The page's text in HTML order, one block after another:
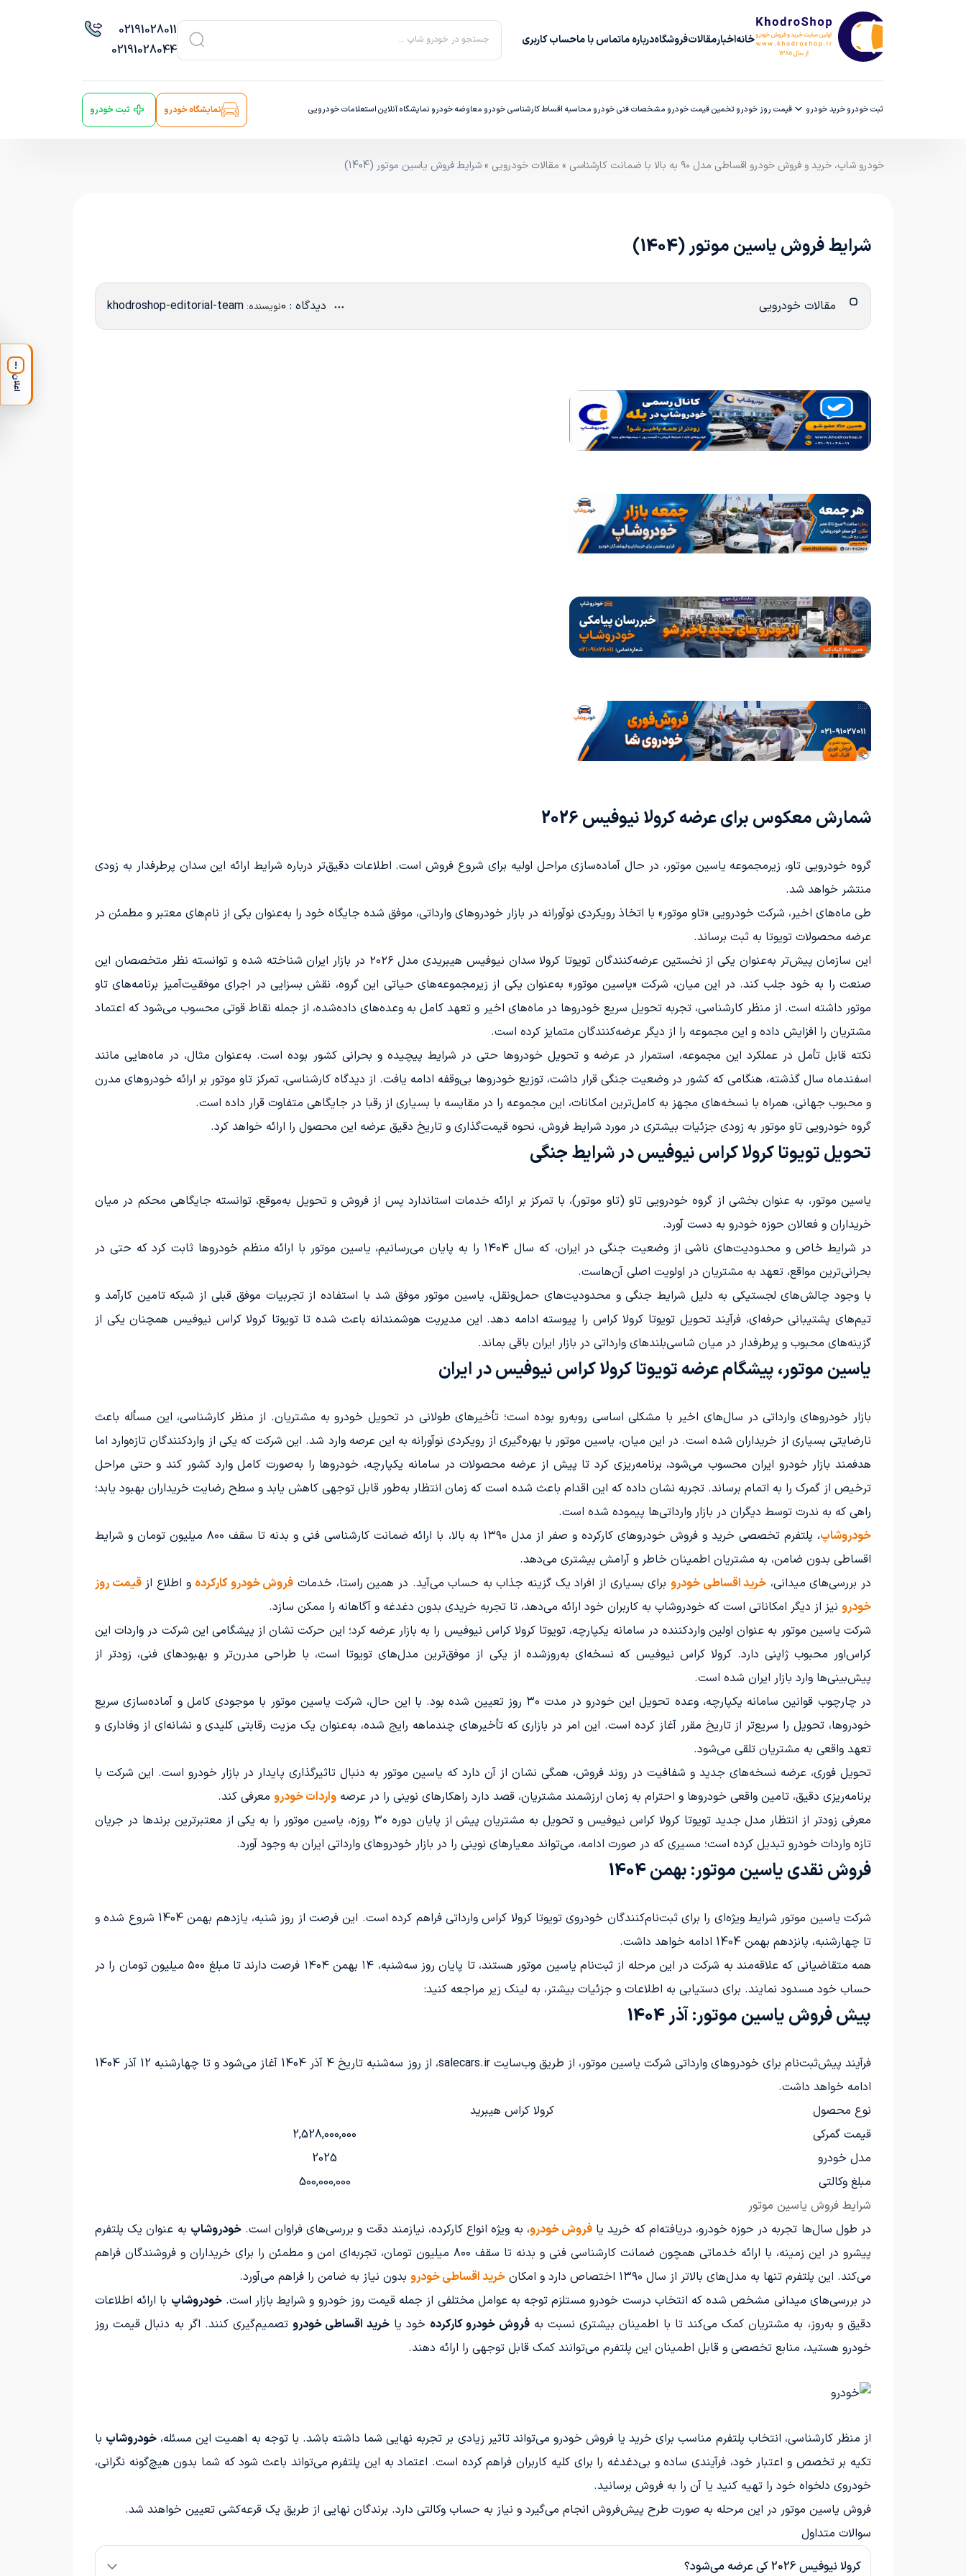
خانهاخبارمقالاتفروشگاهدرباره‌ ماتماس با ماحساب کاربری جستجو در خودرو شاپ ...
02191028011
02191028044
ثبت خودروخرید خودرو قیمت روز خودرو تخمین قیمت خودرو مشخصات فنی خودرو محاسبه اقساطکارشناسی خودرو معاوضه خودرو نمایشگاه آنلایناستعلامات خودرویی نمایشگاه خودرو ثبت خودرو
خودرو شاپ، خرید و فروش خودرو اقساطی مدل ۹۰ به بالا با ضمانت کارشناسی » مقالات خودرویی » شرایط فروش یاسین موتور (1404)
شرایط فروش یاسین موتور (1404)
مقالات خودرویی دیدگاه : 0 نویسنده: khodroshop-editorial-team
شمارش معکوس برای عرضه کرولا نیوفیس 2026
گروه خودرویی تاو، زیرمجموعه یاسین موتور، در حال آماده‌سازی مراحل اولیه برای شروع فروش است. اطلاعات دقیق‌تر درباره شرایط ارائه این سدان پرطرفدار به زودی
منتشر خواهد شد.
طی ماه‌های اخیر، شرکت خودرویی «تاو موتور» با اتخاذ رویکردی نوآورانه در بازار خودروهای وارداتی، موفق شده جایگاه خود را به‌عنوان یکی از نام‌های معتبر و مطمئن در
عرضه محصولات تویوتا به ثبت برساند.
این سازمان پیش‌تر به‌عنوان یکی از نخستین عرضه‌کنندگان تویوتا کرولا سدان نیوفیس هیبریدی مدل ۲۰۲۶ در بازار ایران شناخته شده و توانسته نظر متخصصان این
صنعت را به خود جلب کند. در این میان، شرکت «یاسین موتور» به‌عنوان یکی از زیرمجموعه‌های حیاتی این گروه، نقش بسزایی در اجرای موفقیت‌آمیز برنامه‌های تاو
موتور داشته است. از منظر کارشناسی، تجربه تحویل سریع خودروها در ماه‌های اخیر و تعهد کامل به وعده‌های داده‌شده، از جمله نقاط قوتی محسوب می‌شود که اعتماد
مشتریان را افزایش داده و این مجموعه را از دیگر عرضه‌کنندگان متمایز کرده است.
نکته قابل تأمل در عملکرد این مجموعه، استمرار در عرضه و تحویل خودروها حتی در شرایط پیچیده و بحرانی کشور بوده است. به‌عنوان مثال، در ماه‌هایی مانند
اسفندماه سال گذشته، هنگامی که کشور در وضعیت جنگی قرار داشت، توزیع خودروها بی‌وقفه ادامه یافت. از دیدگاه کارشناسی، تمرکز تاو موتور بر ارائه خودروهای مدرن
و محبوب جهانی، همراه با نسخه‌های مجهز به کامل‌ترین امکانات، این مجموعه را در مقایسه با بسیاری از رقبا در جایگاهی متفاوت قرار داده است.
گروه خودرویی تاو موتور به زودی جزئیات بیشتری در مورد شرایط فروش، نحوه قیمت‌گذاری و تاریخ دقیق عرضه این محصول را ارائه خواهد کرد.
تحویل تویوتا کرولا کراس نیوفیس در شرایط جنگی
یاسین موتور، به عنوان بخشی از گروه خودرویی تاو (تاو موتور)، با تمرکز بر ارائه خدمات استاندارد پس از فروش و تحویل به‌موقع، توانسته جایگاهی محکم در میان
خریداران و فعالان حوزه خودرو به دست آورد.
در شرایط خاص و محدودیت‌های ناشی از وضعیت جنگی در ایران، که سال ۱۴۰۴ را به پایان می‌رسانیم، یاسین موتور با ارائه منظم خودروها ثابت کرد که حتی در
بحرانی‌ترین مواقع، تعهد به مشتریان در اولویت اصلی آن‌هاست.
با وجود چالش‌های لجستیکی به دلیل شرایط جنگی و محدودیت‌های حمل‌ونقل، یاسین موتور موفق شد با استفاده از تجربیات موفق قبلی از شبکه تامین کارآمد و
تیم‌های پشتیبانی حرفه‌ای، فرآیند تحویل تویوتا کرولا کراس را پیوسته ادامه دهد. این مدیریت هوشمندانه باعث شده تا تویوتا کرولا کراس نیوفیس همچنان یکی از
گزینه‌های محبوب و پرطرفدار در میان شاسی‌بلندهای وارداتی در بازار ایران باقی بماند.
یاسین موتور، پیشگام عرضه تویوتا کرولا کراس نیوفیس در ایران
بازار خودروهای وارداتی در سال‌های اخیر با مشکلی اساسی روبه‌رو بوده است؛ تأخیرهای طولانی در تحویل خودرو به مشتریان. از منظر کارشناسی، این مسأله باعث
نارضایتی بسیاری از خریداران شده است. در این میان، یاسین موتور با بهره‌گیری از رویکردی نوآورانه به این عرصه وارد شد. این شرکت که یکی از واردکنندگان تازه‌وارد اما
هدفمند بازار خودرو ایران محسوب می‌شود، برنامه‌ریزی کرد تا پیش از عرضه محصولات در سامانه یکپارچه، خودروها را به‌صورت کامل وارد کشور کند و حتی مراحل
ترخیص از گمرک را به اتمام برساند. تجربه نشان داده که این اقدام باعث شده است که زمان انتظار به‌طور قابل توجهی کاهش یابد و سطح رضایت خریداران بهبود یابد؛
راهی که به ندرت توسط دیگران در بازار وارداتی‌ها پیموده شده است.
خودروشاپ
، پلتفرم تخصصی خرید و فروش خودروهای کارکرده و صفر از مدل ۱۳۹۰ به بالا، با ارائه ضمانت کارشناسی فنی و بدنه تا سقف ۸۰۰ میلیون تومان و شرایط
اقساطی بدون ضامن، به مشتریان اطمینان خاطر و آرامش بیشتری می‌دهد.
در بررسی‌های میدانی، خرید اقساطی خودرو برای بسیاری از افراد یک گزینه جذاب به حساب می‌آید. در همین راستا، خدمات فروش خودرو کارکرده و اطلاع ازقیمت روز
خودرو نیز از دیگر امکاناتی است که خودروشاپ به کاربران خود ارائه می‌دهد، تا تجربه خریدی بدون دغدغه و آگاهانه را ممکن سازد.
شرکت یاسین موتور به عنوان اولین واردکننده در سامانه یکپارچه، تویوتا کرولا کراس نیوفیس را به بازار عرضه کرد؛ این حرکت نشان از پیشگامی این شرکت در واردات این
کراس‌اور محبوب ژاپنی دارد. کرولا کراس نیوفیس که نسخه‌ای به‌روزشده از یکی از موفق‌ترین مدل‌های تویوتا است، با طراحی مدرن‌تر و بهبودهای فنی، زودتر از
پیش‌بینی‌ها وارد بازار ایران شده است.
در چارچوب قوانین سامانه یکپارچه، وعده تحویل این خودرو در مدت ۳۰ روز تعیین شده بود. با این حال، شرکت یاسین موتور با موجودی کامل و آماده‌سازی سریع
خودروها، تحویل را سریع‌تر از تاریخ مقرر آغاز کرده است. این امر در بازاری که تأخیرهای چندماهه رایج شده، به‌عنوان یک مزیت رقابتی کلیدی و نشانه‌ای از وفاداری و
تعهد واقعی به مشتریان تلقی می‌شود.
تحویل فوری، عرضه نسخه‌های جدید و شفافیت در روند فروش،‌ همگی نشان از آن دارد که یاسین موتور به دنبال تاثیرگذاری پایدار در بازار خودرو است. این شرکت با
برنامه‌ریزی دقیق، تامین واقعی خودروها و احترام به زمان ارزشمند مشتریان، قصد دارد راهکارهای نوینی را در عرصه واردات خودرو معرفی کند.
معرفی زودتر از انتظار مدل جدید تویوتا کرولا کراس نیوفیس و تحویل به مشتریان پیش از پایان دوره ۳۰ روزه، یاسین موتور را به یکی از معتبرترین برندها در جریان
تازه واردات خودرو تبدیل کرده است؛ مسیری که در صورت ادامه، می‌تواند معیارهای نوینی را در بازار خودروهای وارداتی ایران به وجود آورد.
فروش نقدی یاسین موتور: بهمن 1404
شرکت یاسین موتور شرایط ویژه‌ای را برای ثبت‌نام‌کنندگان خودروی تویوتا کرولا کراس وارداتی فراهم کرده است. این فرصت از روز شنبه، یازدهم بهمن 1404 شروع شده و
تا چهارشنبه، پانزدهم بهمن 1404 ادامه خواهد داشت.
همه متقاضیانی که علاقه‌مند به شرکت در این مرحله از ثبت‌نام یاسین موتور هستند، تا پایان روز سه‌شنبه، ۱۴ بهمن ۱۴۰۴ فرصت دارند تا مبلغ ۵۰۰ میلیون تومان را در
حساب خود مسدود نمایند. برای دستیابی به اطلاعات و جزئیات بیشتر، به لینک زیر مراجعه کنید:
پیش فروش یاسین موتور: آذر 1404
فرآیند پیش‌ثبت‌نام برای خودروهای وارداتی شرکت یاسین موتور، از طریق وب‌سایت salecars.ir، از روز سه‌شنبه تاریخ 4 آذر 1404 آغاز می‌شود و تا چهارشنبه 12 آذر 1404
ادامه خواهد داشت.
شرایط فروش یاسین موتور
نوع محصول
کرولا کراس هیبرید
قیمت گمرکی
2,528,000,000
مدل خودرو
2025
مبلغ وکالتی
500,000,000
در طول سال‌ها تجربه در حوزه خودرو، دریافته‌ام که خرید یافروش خودرو، به ویژه انواع کارکرده، نیازمند دقت و بررسی‌های فراوان است.خودروشاپ به عنوان یک پلتفرم
پیشرو در این زمینه، با ارائه خدماتی همچون ضمانت کارشناسی فنی و بدنه تا سقف ۸۰۰ میلیون تومان، تجربه‌ای امن و مطمئن را برای خریداران و فروشندگان فراهم
می‌کند. این پلتفرم تنها به مدل‌های بالاتر از سال ۱۳۹۰ اختصاص دارد و امکان
خرید اقساطی خودرو بدون نیاز به ضامن را فراهم می‌آورد.
در بررسی‌های میدانی مشخص شده که انتخاب درست خودرو مستلزم توجه به عوامل مختلفی از جمله قیمت روز خودرو و شرایط بازار است.خودروشاپ با ارائه اطلاعات
دقیق و به‌روز، به مشتریان کمک می‌کند تا با اطمینان بیشتری نسبت بهفروش خودرو کارکرده خود یاخرید اقساطی خودروتصمیم‌گیری کنند. اگر به دنبال قیمت روز
خودرو هستید، منابع تخصصی و قابل اطمینان این پلتفرم می‌توانند کمک قابل توجهی را ارائه دهند.
از منظر کارشناسی، انتخاب پلتفرم مناسب برای خرید یا فروش خودرو می‌تواند تاثیر زیادی بر تجربه نهایی شما داشته باشد. با توجه به اهمیت این مسئله، خودروشاپ با
تکیه بر تخصص و اعتبار خود، فرآیندی ساده و بی‌دغدغه را برای کلیه کاربران فراهم کرده است. اعتماد به این پلتفرم می‌تواند باعث شود که شما بدون هیچ‌گونه نگرانی،
خودروی دلخواه خود را تهیه کنید یا آن را به فروش برسانید.
فروش یاسین موتور در این مرحله به صورت طرح پیش‌فروش انجام می‌گیرد و نیاز به حساب وکالتی دارد. برندگان نهایی از طریق یک قرعه‌کشی تعیین خواهند شد.
سوالات متداول
کرولا نیوفیس 2026 کی عرضه می‌شود؟
!
اعلان